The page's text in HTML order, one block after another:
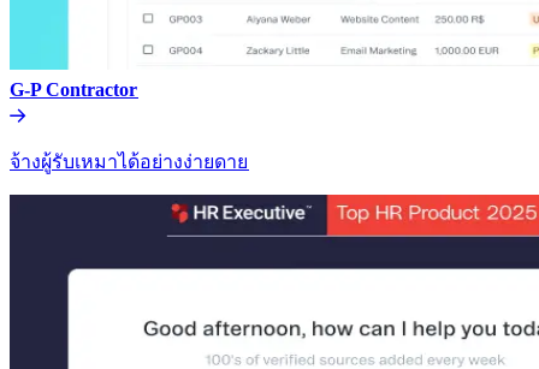
G-P Contractor​​
จ้างผู้รับเหมาได้อย่างง่ายดาย​​